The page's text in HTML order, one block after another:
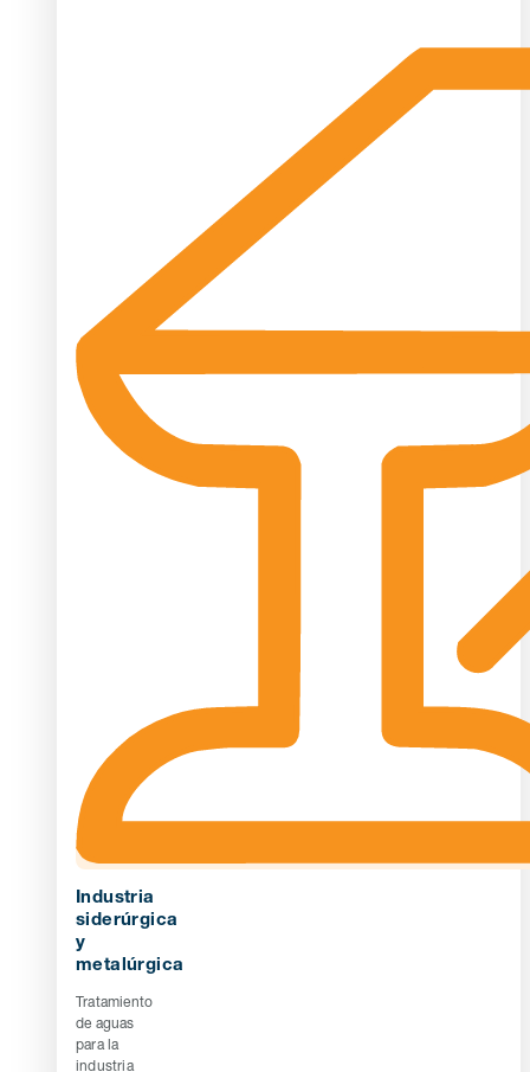
Industria
siderúrgica
y
metalúrgica
Tratamiento
de aguas
para la
industria